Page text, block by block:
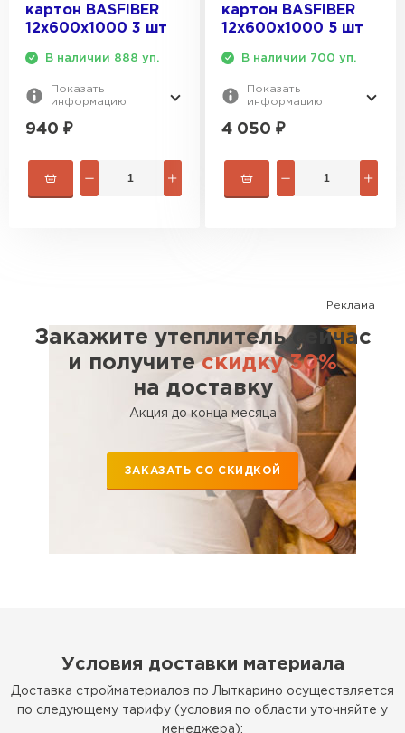
картон BASFIBER
12х600х1000 3 шт
В наличии 888 уп.
Показать
информацию
940 ₽
картон BASFIBER
12х600х1000 5 шт
В наличии 700 уп.
Показать
информацию
4 050 ₽
Реклама
Закажите утеплитель сейчас
и получитескидку 30%
на доставку
Акция до конца месяца
ЗАКАЗАТЬ СО СКИДКОЙ
Условия доставки материала
Доставка стройматериалов по Лыткарино осуществляется
по следующему тарифу (условия по области уточняйте у
менеджера):
Утеплитель Isoroc
ПЕРЕЙТИ
ПЕРЕЙТИ
Утеплитель Rockwool
Утеплитель Технониколь
Утеплитель Юматекс Термо